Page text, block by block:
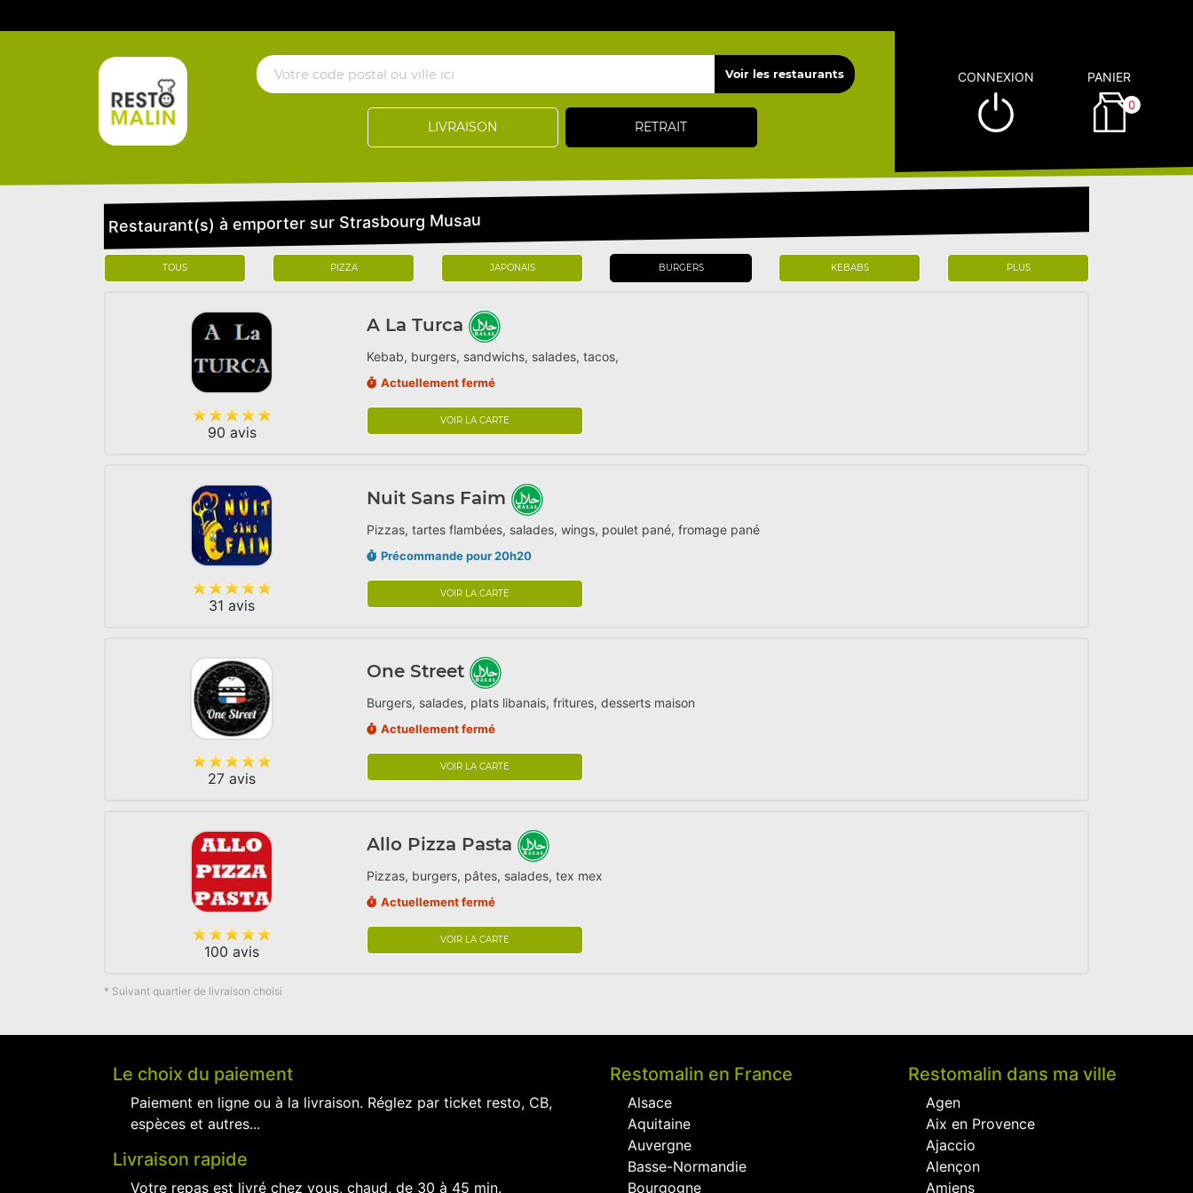
LIVRAISON RETRAIT
CONNEXION PANIER
0
Restaurant(s) à emporter sur Strasbourg Musau
TOUS PIZZA JAPONAIS BURGERS KEBABS PLUS
90 avis
A La Turca
Kebab, burgers, sandwichs, salades, tacos,
Actuellement fermé
VOIR LA CARTE
31 avis
Nuit Sans Faim
Pizzas, tartes flambées, salades, wings, poulet pané, fromage pané
Précommande pour 20h20
VOIR LA CARTE
27 avis
One Street
Burgers, salades, plats libanais, fritures, desserts maison
Actuellement fermé
VOIR LA CARTE
100 avis
Allo Pizza Pasta
Pizzas, burgers, pâtes, salades, tex mex
Actuellement fermé
VOIR LA CARTE
* Suivant quartier de livraison choisi
Le choix du paiement
Paiement en ligne ou à la livraison. Réglez par ticket resto, CB,
espèces et autres...
Livraison rapide
Votre repas est livré chez vous, chaud, de 30 à 45 min.
Restomalin en France
Alsace
Aquitaine
Auvergne
Basse-Normandie
Bourgogne
Restomalin dans ma ville
Agen
Aix en Provence
Ajaccio
Alençon
Amiens